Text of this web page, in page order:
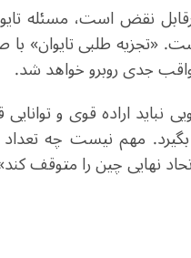
نقض است، مسئله
«تجزیه طلبی تایوان»
جدی روبرو خواهد شد.
اراده قوی و
مهم نیست چه تعداد
نهایی چین را متوقف